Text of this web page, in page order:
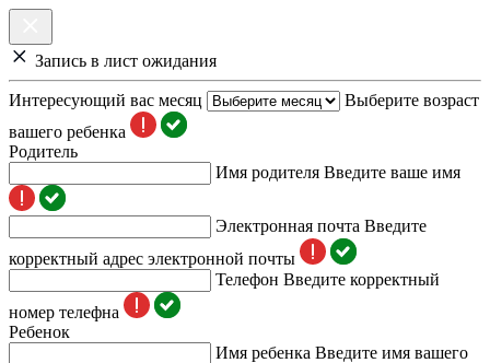
Запись в лист ожидания
Интересующий вас месяц
Выберите возраст
вашего ребенка
Родитель
Имя родителя Введите ваше имя
Электронная почта Введите
корректный адрес электронной почты
Телефон Введите корректный
номер телефна
Ребенок
Имя ребенка Введите имя вашего